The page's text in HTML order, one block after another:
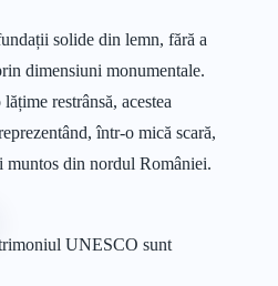
solide din lemn, fără a
dimensiuni monumentale.
restrânsă, acestea
într-o mică scară,
muntos din nordul României.
UNESCO sunt